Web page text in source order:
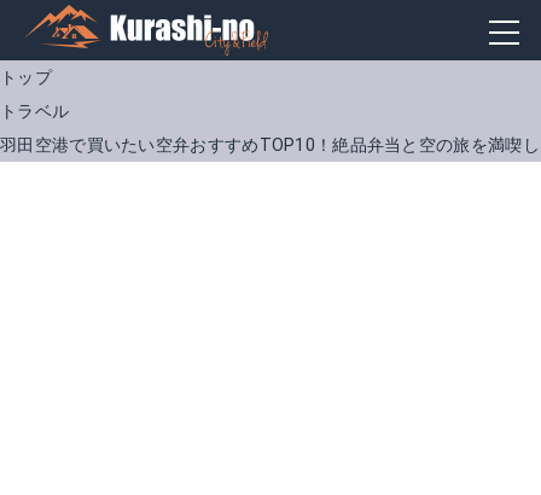
トップ
トラベル
羽田空港で買いたい空弁おすすめTOP10！絶品弁当と空の旅を満喫